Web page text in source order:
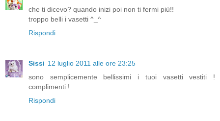
che ti dicevo? quando inizi poi non ti fermi più!!
troppo belli i vasetti ^_^
Rispondi
Sissi 12 luglio 2011 alle ore 23:25
sono semplicemente bellissimi i tuoi vasetti vestiti !
complimenti !
Rispondi